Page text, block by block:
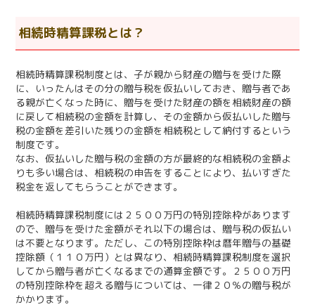
相続時精算課税とは？
相続時精算課税制度とは、子が親から財産の贈与を受けた際
に、いったんはその分の贈与税を仮払いしておき、贈与者であ
る親が亡くなった時に、贈与を受けた財産の額を相続財産の額
に戻して相続税の金額を計算し、その金額から仮払いした贈与
税の金額を差引いた残りの金額を相続税として納付するという
制度です。
なお、仮払いした贈与税の金額の方が最終的な相続税の金額よ
りも多い場合は、相続税の申告をすることにより、払いすぎた
税金を返してもらうことができます。
相続時精算課税制度には２５００万円の特別控除枠があります
ので、贈与を受けた金額がそれ以下の場合は、贈与税の仮払い
は不要となります。ただし、この特別控除枠は暦年贈与の基礎
控除額（１１０万円）とは異なり、相続時精算課税制度を選択
してから贈与者が亡くなるまでの通算金額です。２５００万円
の特別控除枠を超える贈与については、一律２０％の贈与税が
かかります。